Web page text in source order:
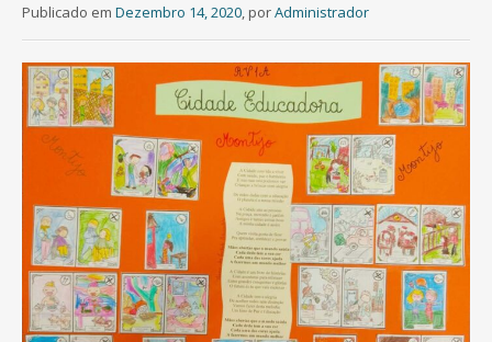
Publicado em Dezembro 14, 2020, porAdministrador